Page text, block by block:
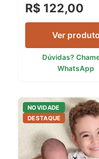
R$ 122,00
Ver produto
Dúvidas?
WhatsApp
NOVIDADE
DESTAQUE